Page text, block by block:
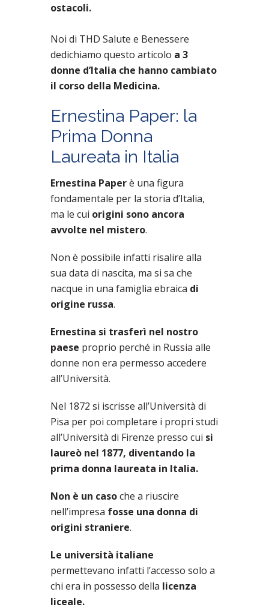
ostacoli.
Noi di THD Salute e Benessere
dedichiamo questo articolo a 3
donne d’Italia che hanno cambiato
il corso della Medicina.
Ernestina Paper: la
Prima Donna
Laureata in Italia
Ernestina Paperè una figura
fondamentale per la storia d’Italia,
ma le cui origini sono ancora
avvolte nel mistero.
Non è possibile infatti risalire alla
sua data di nascita, ma si sa che
nacque in una famiglia ebraica di
origine russa.
Ernestina si trasferì nel nostro
paese proprio perché in Russia alle
donne non era permesso accedere
all’Università.
Nel 1872 si iscrisse all’Università di
Pisa per poi completare i propri studi
all’Università di Firenze presso cui si
laureò nel 1877, diventando la
prima donna laureata in Italia.
Non è un casoche a riuscire
nell’impresa fosse una donna di
origini straniere.
Le università italiane
permettevano infatti l’accesso solo a
chi era in possesso della licenza
liceale.